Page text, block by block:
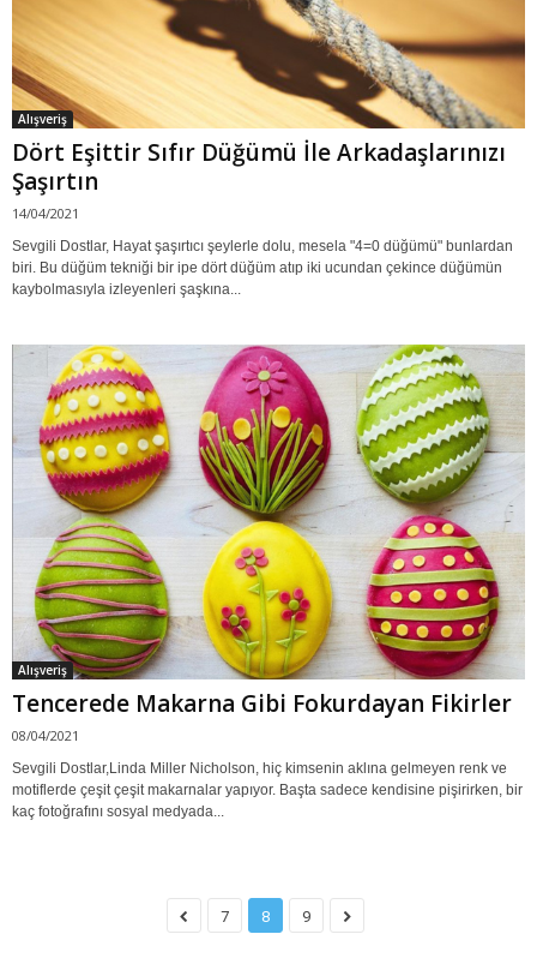
Alışveriş
Dört Eşittir Sıfır Düğümü İle Arkadaşlarınızı
Şaşırtın
14/04/2021
Sevgili Dostlar, Hayat şaşırtıcı şeylerle dolu, mesela "4=0 düğümü" bunlardan
biri. Bu düğüm tekniği bir ipe dört düğüm atıp iki ucundan çekince düğümün
kaybolmasıyla izleyenleri şaşkına...
Alışveriş
Tencerede Makarna Gibi Fokurdayan Fikirler
08/04/2021
Sevgili Dostlar,Linda Miller Nicholson, hiç kimsenin aklına gelmeyen renk ve
motiflerde çeşit çeşit makarnalar yapıyor. Başta sadece kendisine pişirirken, bir
kaç fotoğrafını sosyal medyada...
7 8 9